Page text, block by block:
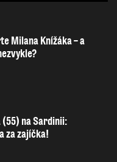
Milana Knížáka – a
(55) na Sardinii:
za zajíčka!